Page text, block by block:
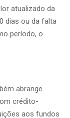
atualizado da
dias ou da falta
período, o
abrange
crédito-
aos fundos